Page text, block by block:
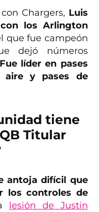
Chargers, Luis
los Arlington
que fue campeón
dejó números
Fue líder en pases
aire y pases de
tiene
Titular
antoja difícil que
los controles de
lesión de Justin